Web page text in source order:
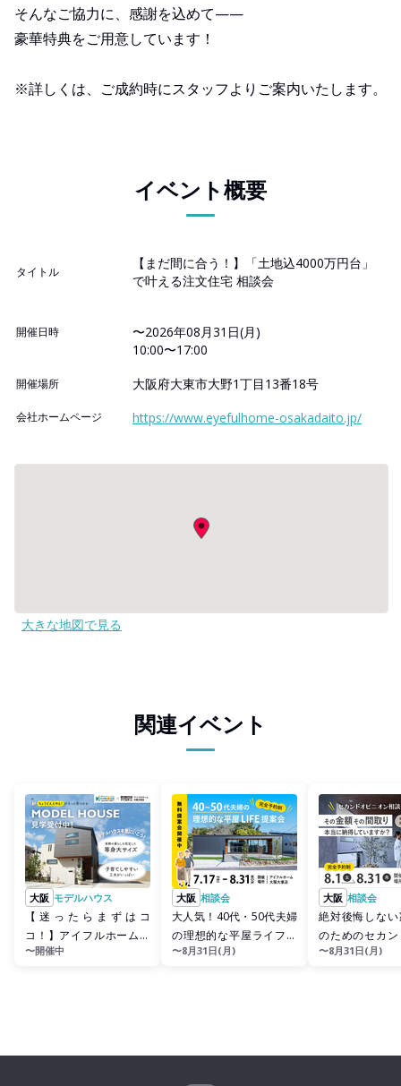
そんなご協力に、感謝を込めて——
豪華特典をご用意しています！
※詳しくは、ご成約時にスタッフよりご案内いたします。
イベント概要
タイトル
【まだ間に合う！】「土地込4000万円台」
で叶える注文住宅 相談会
開催日時
〜2026年08月31日(月)
10:00〜17:00
開催場所 大阪府大東市大野1丁目13番18号
会社ホームページ https://www.eyefulhome-osakadaito.jp/
大きな地図で見る
関連イベント
大阪 モデルハウス
【迷ったらまずはコ
コ！】アイフルホーム大
阪大東店モデルハウス 見
〜開催中
大阪 相談会
大人気！40代・50代夫婦
の理想的な平屋ライフ提
案会
〜8月31日(月)
大阪 相談会
絶対後悔しな
のためのセカ
オン相談会
〜8月31日(月)